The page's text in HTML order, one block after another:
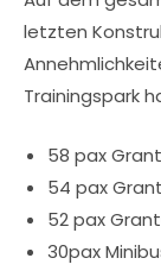
letzten
Trainingspark
58 pax
54 pax
52 pax
30pax